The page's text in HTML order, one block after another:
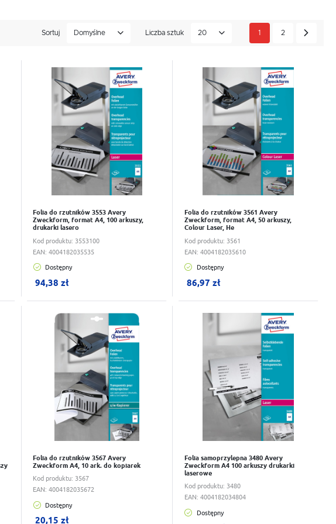
Odpowiednie do wszystkich standardowych typów czarno-białych
Sortuj Domyślne Liczba sztuk 20 1 2
Kod produktu: 3553100
Folia do rzutników 3553 Avery
Zweckform, format A4, 100 arkuszy,
drukarki lasero
EAN:4004182035535
Dostępny
94,38 zł
W koszyku:
Do schowka
Kod produktu: 3561
Folia do rzutników 3561 Avery
Zweckform, format A4, 50 arkuszy,
Colour Laser, He
EAN: 4004182035610
Dostępny
86,97 zł
W koszyku:
Do schowka
Kod produktu: 3567
Folia do rzutników 3567 Avery
Zweckform A4, 10 ark. do kopiarek
EAN:4004182035672
Dostępny
20,15 zł
W koszyku:
Do schowka
Kod produktu: 3480
Folia samoprzylepna 3480 Avery
Zweckform A4 100 arkuszy drukarki
laserowe
EAN: 4004182034804
Dostępny
W koszyku:
Do schowka